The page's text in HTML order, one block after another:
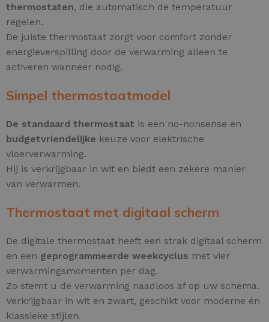
thermostaten, die automatisch de temperatuur
regelen.
De juiste thermostaat zorgt voor comfort zonder
energieverspilling door de verwarming alleen te
activeren wanneer nodig.
Simpel thermostaatmodel
De standaard thermostaat is een no-nonsense en
budgetvriendelijke keuze voor elektrische
vloerverwarming.
Hij is verkrijgbaar in wit en biedt een zekere manier
van verwarmen.
Thermostaat met digitaal scherm
De digitale thermostaat heeft een strak digitaal scherm
en een geprogrammeerde weekcyclus met vier
verwarmingsmomenten per dag.
Zo stemt u de verwarming naadloos af op uw schema.
Verkrijgbaar in wit en zwart, geschikt voor moderne én
klassieke stijlen.